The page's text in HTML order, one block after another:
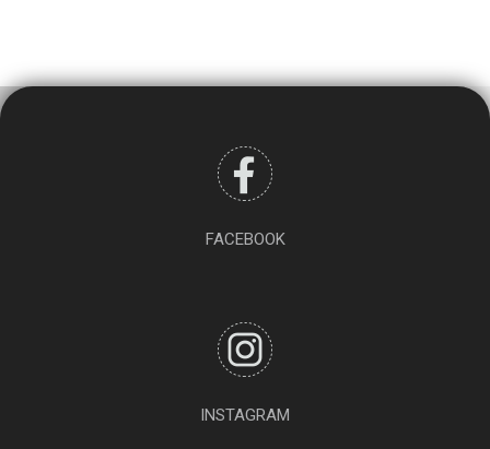
FACEBOOK
INSTAGRAM